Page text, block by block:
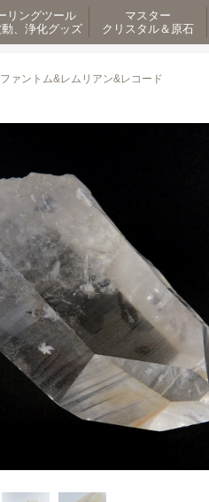
リングツール
動、浄化グッズ
マスター
クリスタル＆原石
ァントム&レムリアン&レコード